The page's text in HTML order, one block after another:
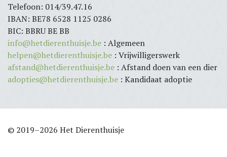
Telefoon: 014/39.47.16
IBAN: BE78 6528 1125 0286
BIC: BBRU BE BB
info@hetdierenthuisje.be : Algemeen
helpen@hetdierenthuisje.be : Vrijwilligerswerk
afstand@hetdierenthuisje.be : Afstand doen van een dier
adopties@hetdierenthuisje.be : Kandidaat adoptie
© 2019–2026 Het Dierenthuisje